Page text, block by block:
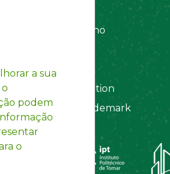
Regulamento Interno
Policy
Information
Registered Trademark
a sua
podem
o